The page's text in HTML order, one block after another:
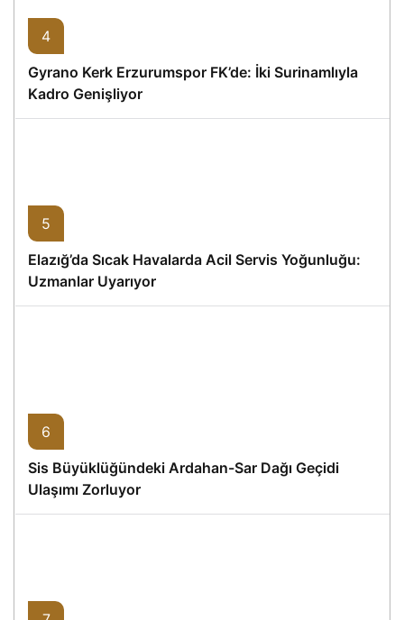
4
Gyrano Kerk Erzurumspor FK’de: İki Surinamlıyla
Kadro Genişliyor
5
Elazığ’da Sıcak Havalarda Acil Servis Yoğunluğu:
Uzmanlar Uyarıyor
6
Sis Büyüklüğündeki Ardahan-Sar Dağı Geçidi
Ulaşımı Zorluyor